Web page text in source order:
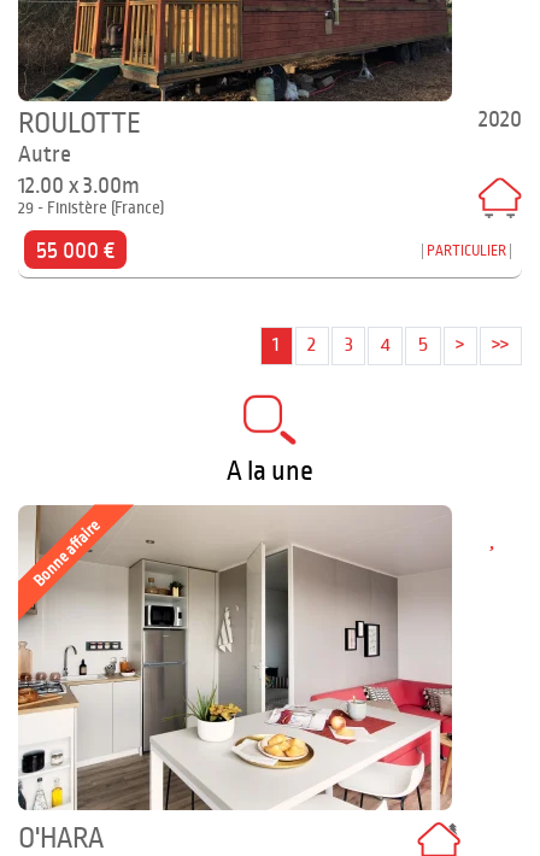
2020
ROULOTTE
Autre
12.00 x 3.00m
29 - Finistère (France)
55 000 € PARTICULIER
1 2 3 4 5 > >>
A la une
Bonne affaire
O'HARA